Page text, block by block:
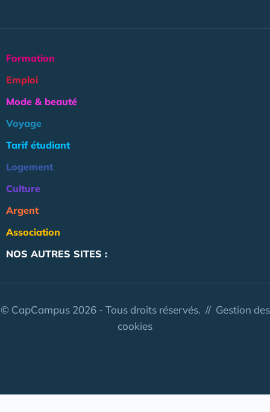
Formation
Emploi
Mode & beauté
Voyage
Tarif étudiant
Logement
Culture
Argent
Association
NOS AUTRES SITES :
© CapCampus 2026 - Tous droits réservés. // Gestion des
cookies